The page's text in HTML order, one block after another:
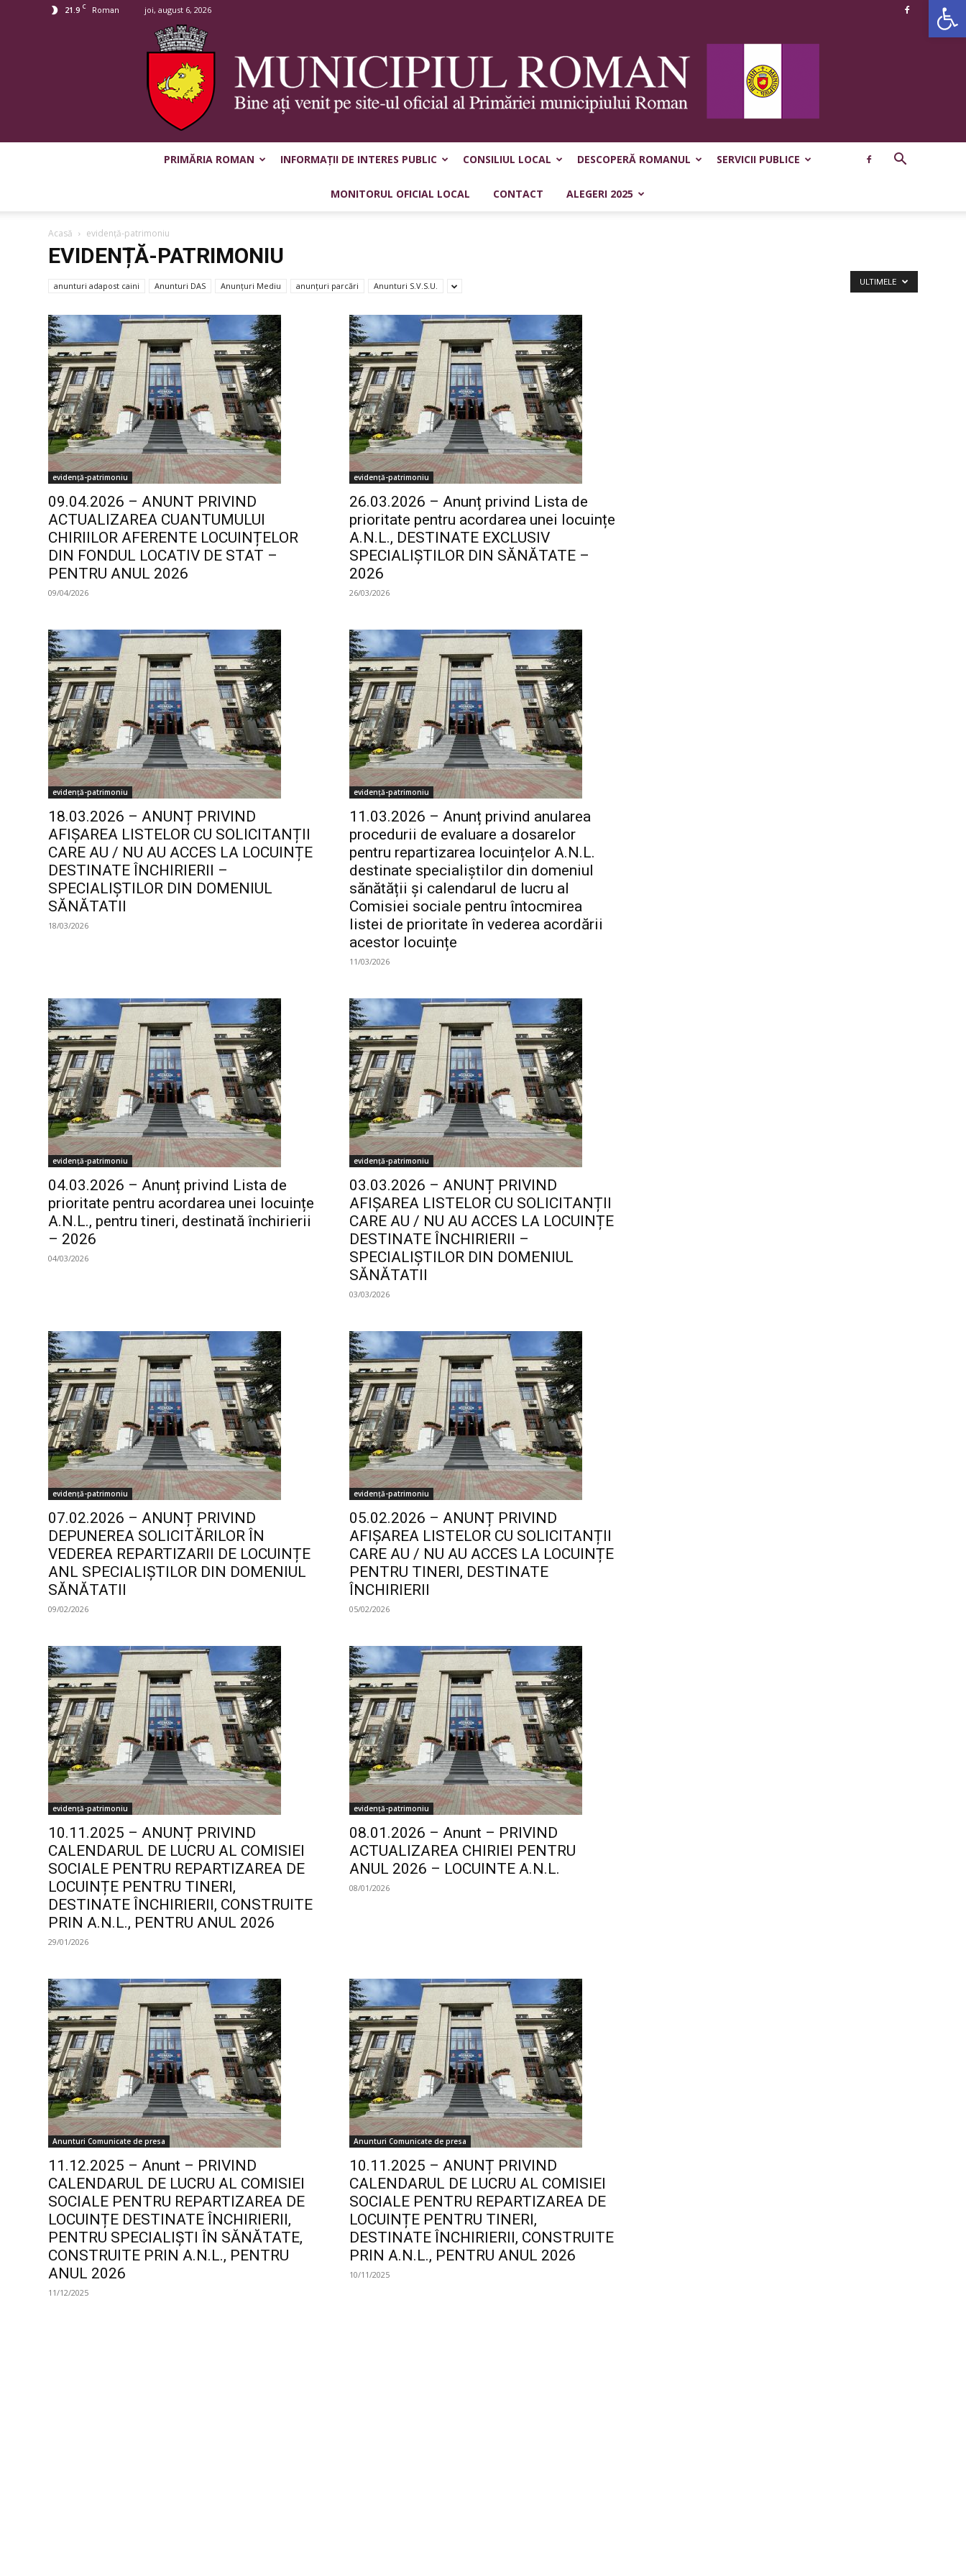
21.9 C Roman joi, august 6, 2026
Municipiul
PRIMĂRIA ROMAN INFORMAȚII DE INTERES PUBLIC CONSILIUL LOCAL DESCOPERĂ ROMANUL SERVICII PUBLICE
MONITORUL OFICIAL LOCAL CONTACT ALEGERI 2025
Acasă evidență-patrimoniu
EVIDENȚĂ-PATRIMONIU
anunturi adapost caini Anunturi DAS Anunțuri Mediu anunțuri parcări Anunturi S.V.S.U. ULTIMELE
evidență-patrimoniu
09.04.2026 – ANUNT PRIVIND
ACTUALIZAREA CUANTUMULUI
CHIRIILOR AFERENTE LOCUINȚELOR
DIN FONDUL LOCATIV DE STAT –
PENTRU ANUL 2026
09/04/2026
evidență-patrimoniu
26.03.2026 – Anunț privind Lista de
prioritate pentru acordarea unei locuințe
A.N.L., DESTINATE EXCLUSIV
SPECIALIȘTILOR DIN SĂNĂTATE –
2026
26/03/2026
evidență-patrimoniu
18.03.2026 – ANUNȚ PRIVIND
AFIȘAREA LISTELOR CU SOLICITANȚII
CARE AU / NU AU ACCES LA LOCUINȚE
DESTINATE ÎNCHIRIERII –
SPECIALIȘTILOR DIN DOMENIUL
SĂNĂTATII
18/03/2026
evidență-patrimoniu
11.03.2026 – Anunț privind anularea
procedurii de evaluare a dosarelor
pentru repartizarea locuințelor A.N.L.
destinate specialiștilor din domeniul
sănătății și calendarul de lucru al
Comisiei sociale pentru întocmirea
listei de prioritate în vederea acordării
acestor locuințe
11/03/2026
evidență-patrimoniu
04.03.2026 – Anunț privind Lista de
prioritate pentru acordarea unei locuințe
A.N.L., pentru tineri, destinată închirierii
– 2026
04/03/2026
evidență-patrimoniu
03.03.2026 – ANUNȚ PRIVIND
AFIȘAREA LISTELOR CU SOLICITANȚII
CARE AU / NU AU ACCES LA LOCUINȚE
DESTINATE ÎNCHIRIERII –
SPECIALIȘTILOR DIN DOMENIUL
SĂNĂTATII
03/03/2026
evidență-patrimoniu
07.02.2026 – ANUNȚ PRIVIND
DEPUNEREA SOLICITĂRILOR ÎN
VEDEREA REPARTIZARII DE LOCUINȚE
ANL SPECIALIȘTILOR DIN DOMENIUL
SĂNĂTATII
09/02/2026
evidență-patrimoniu
05.02.2026 – ANUNȚ PRIVIND
AFIȘAREA LISTELOR CU SOLICITANȚII
CARE AU / NU AU ACCES LA LOCUINȚE
PENTRU TINERI, DESTINATE
ÎNCHIRIERII
05/02/2026
evidență-patrimoniu
10.11.2025 – ANUNȚ PRIVIND
CALENDARUL DE LUCRU AL COMISIEI
SOCIALE PENTRU REPARTIZAREA DE
LOCUINȚE PENTRU TINERI,
DESTINATE ÎNCHIRIERII, CONSTRUITE
PRIN A.N.L., PENTRU ANUL 2026
29/01/2026
evidență-patrimoniu
08.01.2026 – Anunt – PRIVIND
ACTUALIZAREA CHIRIEI PENTRU
ANUL 2026 – LOCUINTE A.N.L.
08/01/2026
Anunturi Comunicate de presa
11.12.2025 – Anunt – PRIVIND
CALENDARUL DE LUCRU AL COMISIEI
SOCIALE PENTRU REPARTIZAREA DE
LOCUINȚE DESTINATE ÎNCHIRIERII,
PENTRU SPECIALIȘTI ÎN SĂNĂTATE,
CONSTRUITE PRIN A.N.L., PENTRU
ANUL 2026
11/12/2025
Anunturi Comunicate de presa
10.11.2025 – ANUNȚ PRIVIND
CALENDARUL DE LUCRU AL COMISIEI
SOCIALE PENTRU REPARTIZAREA DE
LOCUINȚE PENTRU TINERI,
DESTINATE ÎNCHIRIERII, CONSTRUITE
PRIN A.N.L., PENTRU ANUL 2026
10/11/2025